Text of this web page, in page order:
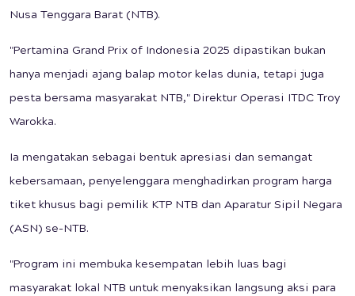
Nusa Tenggara Barat (NTB).
"Pertamina Grand Prix of Indonesia 2025 dipastikan bukan
hanya menjadi ajang balap motor kelas dunia, tetapi juga
pesta bersama masyarakat NTB," Direktur Operasi ITDC Troy
Warokka.
Ia mengatakan sebagai bentuk apresiasi dan semangat
kebersamaan, penyelenggara menghadirkan program harga
tiket khusus bagi pemilik KTP NTB dan Aparatur Sipil Negara
(ASN) se-NTB.
"Program ini membuka kesempatan lebih luas bagi
masyarakat lokal NTB untuk menyaksikan langsung aksi para